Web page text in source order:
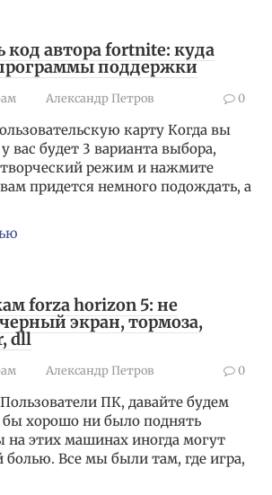
код автора fortnite: куда
поддержки
Александр Петров 0
карту Когда вы
вас будет 3 варианта выбора,
режим и нажмите
придется немного подождать, а
forza horizon 5: не
экран, тормоза,
dll
Александр Петров 0
ПК, давайте будем
хорошо ни было поднять
на этих машинах иногда могут
Все мы были там, где игра,